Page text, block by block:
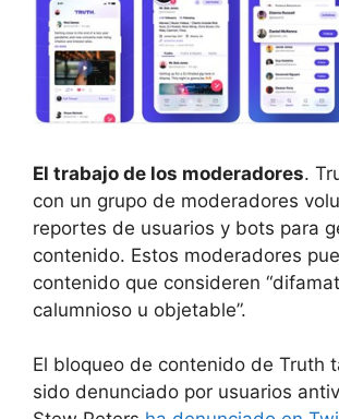
El trabajo de los moderadores.
con un grupo de moderadores
reportes de usuarios y bots para
contenido. Estos moderadores
contenido que consideren
calumnioso u objetable”.
El bloqueo de contenido de Truth
sido denunciado por usuarios